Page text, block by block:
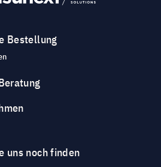
Bestellung
uns noch finden